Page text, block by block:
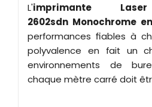
L'imprimante
2602sdn Monochrome
performances fiables à
polyvalence en fait un
environnements de
chaque mètre carré doit